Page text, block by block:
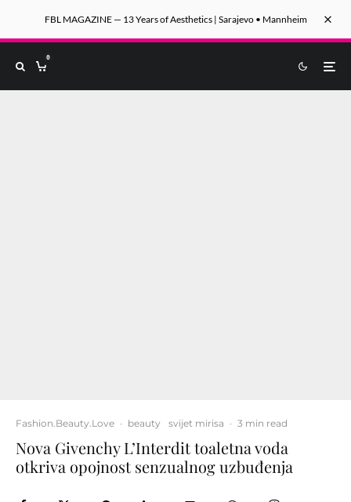
FBL MAGAZINE — 13 Years of Aesthetics | Sarajevo • Mannheim
0
Fashion.Beauty.Love · beauty svijet mirisa · 3 min read
Nova Givenchy L’Interdit toaletna voda
otkriva opojnost senzualnog uzbuđenja